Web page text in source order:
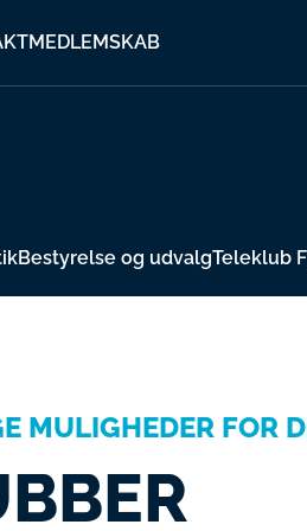
MEDLEMSKAB
Bestyrelse og udvalgTeleklub
MULIGHEDER FOR